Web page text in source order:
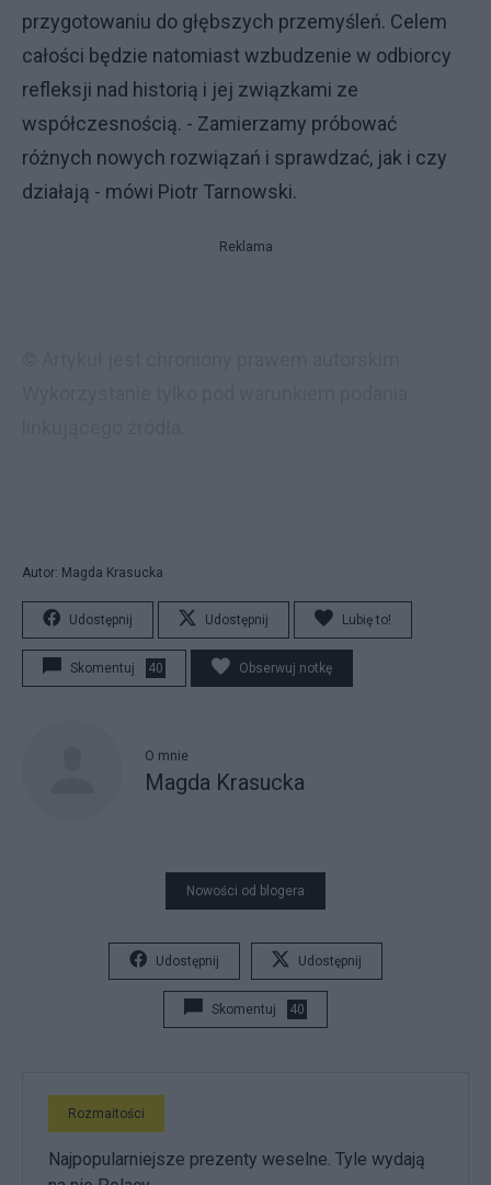
przygotowaniu do głębszych przemyśleń. Celem
całości będzie natomiast wzbudzenie w odbiorcy
refleksji nad historią i jej związkami ze
współczesnością. - Zamierzamy próbować
różnych nowych rozwiązań i sprawdzać, jak i czy
działają - mówi Piotr Tarnowski.
Reklama
Autor: Magda Krasucka
Udostępnij Udostępnij Lubię to!
Skomentuj 40 Obserwuj notkę
O mnie
Magda Krasucka
Nowości od blogera
Udostępnij Udostępnij
Skomentuj 40
Rozmaitości
Najpopularniejsze prezenty weselne. Tyle wydają